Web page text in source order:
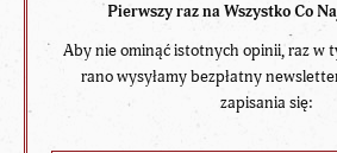
Pierwszy raz na Wszystko Co
Aby nie ominąć istotnych opinii, raz w
rano wysyłamy bezpłatny
zapisania się: